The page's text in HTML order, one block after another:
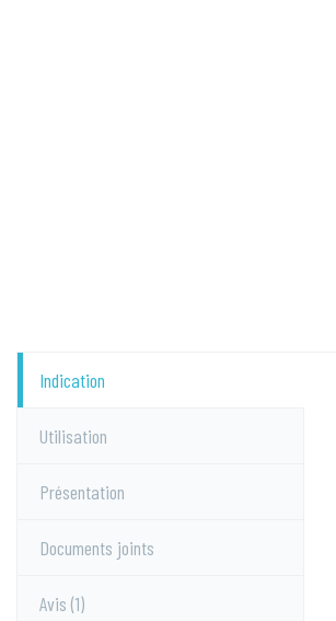
Indication
Utilisation
Présentation
Documents joints
Avis (1)